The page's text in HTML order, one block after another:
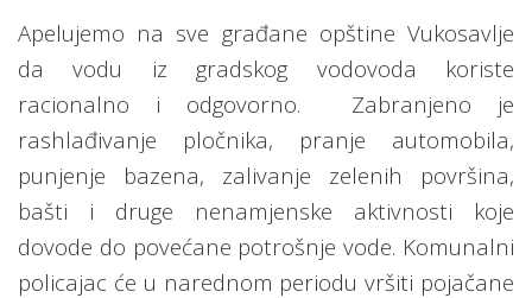
Apelujemo na sve građane opštine Vukosavlje
da vodu iz gradskog vodovoda koriste
racionalno i odgovorno.
Zabranjeno je
rashlađivanje pločnika, pranje automobila,
punjenje bazena, zalivanje zelenih površina,
bašti i druge nenamjenske aktivnosti koje
dovode do povećane potrošnje vode. Komunalni
policajac će u narednom periodu vršiti pojačane